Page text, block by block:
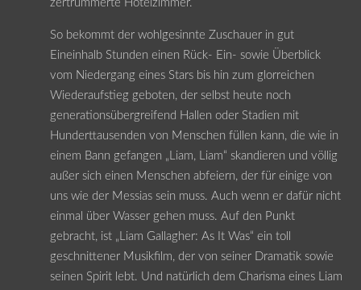
zertrümmerte Hotelzimmer.
So bekommt der wohlgesinnte Zuschauer in gut
Eineinhalb Stunden einen Rück- Ein- sowie Überblick
vom Niedergang eines Stars bis hin zum glorreichen
Wiederaufstieg geboten, der selbst heute noch
generationsübergreifend Hallen oder Stadien mit
Hunderttausenden von Menschen füllen kann, die wie in
einem Bann gefangen „Liam, Liam“ skandieren und völlig
außer sich einen Menschen abfeiern, der für einige von
uns wie der Messias sein muss. Auch wenn er dafür nicht
einmal über Wasser gehen muss. Auf den Punkt
gebracht, ist „Liam Gallagher: As It Was“ ein toll
geschnittener Musikfilm, der von seiner Dramatik sowie
seinen Spirit lebt. Und natürlich dem Charisma eines Liam